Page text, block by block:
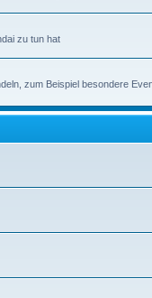
zu tun hat
zum Beispiel besondere